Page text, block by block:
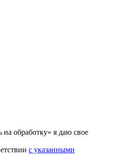
обработку» я даю свое
с указанными